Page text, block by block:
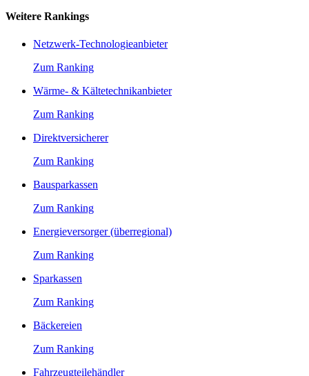
Weitere Rankings
Netzwerk-Technologieanbieter
Zum Ranking
Wärme- & Kältetechnikanbieter
Zum Ranking
Direktversicherer
Zum Ranking
Bausparkassen
Zum Ranking
Energieversorger (überregional)
Zum Ranking
Sparkassen
Zum Ranking
Bäckereien
Zum Ranking
Fahrzeugteilehändler